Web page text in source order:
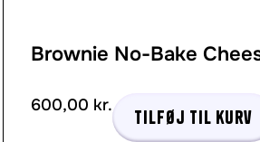
Brownie No-Bake
600,00 kr.
Tilføj til kurv